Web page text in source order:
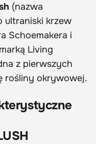
(nazwa
ultraniski krzew
Schoemakera i
Living
z pierwszych
rośliny okrywowej.